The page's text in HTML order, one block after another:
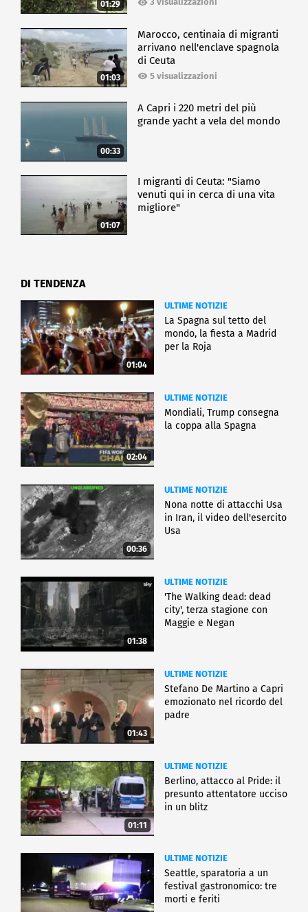
01:29
01:03
Marocco, centinaia di migranti
arrivano nell'enclave spagnola
di Ceuta
5 visualizzazioni
00:33
A Capri i 220 metri del più
grande yacht a vela del mondo
01:07
I migranti di Ceuta: "Siamo
venuti qui in cerca di una vita
migliore"
DI TENDENZA
01:04
ULTIME NOTIZIE
La Spagna sul tetto del
mondo, la fiesta a Madrid
per la Roja
02:04
ULTIME NOTIZIE
Mondiali, Trump consegna
la coppa alla Spagna
00:36
ULTIME NOTIZIE
Nona notte di attacchi Usa
in Iran, il video dell'esercito
Usa
01:38
ULTIME NOTIZIE
'The Walking dead: dead
city', terza stagione con
Maggie e Negan
01:43
ULTIME NOTIZIE
Stefano De Martino a Capri
emozionato nel ricordo del
padre
01:11
ULTIME NOTIZIE
Berlino, attacco al Pride: il
presunto attentatore ucciso
in un blitz
ULTIME NOTIZIE
Seattle, sparatoria a un
festival gastronomico: tre
morti e feriti